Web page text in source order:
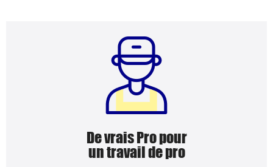
De vrais Pro pour
un travail de pro